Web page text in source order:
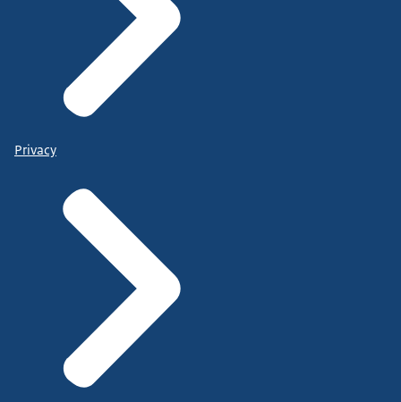
Privacy